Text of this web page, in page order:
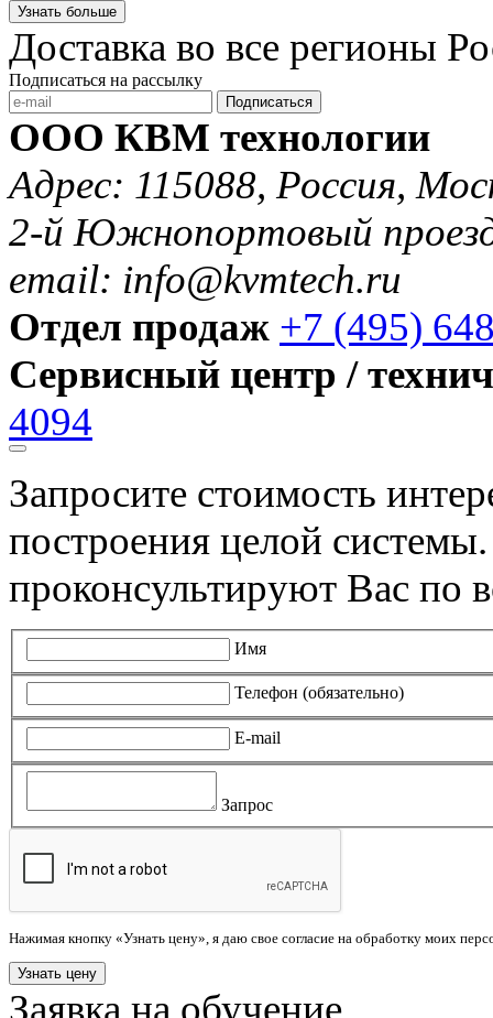
Узнать больше
Доставка во все регионы
Подписаться на рассылку
Подписаться
ООО КВМ технологии
Адрес: 115088, Россия,
2-й Южнопортовый
email: info@kvmtech.ru
Отдел продаж +7 (495)
Сервисный центр /
4094
Запросите стоимость
построения целой
проконсультируют Вас по
Имя
Телефон (обязательно)
E-mail
Запрос
Нажимая кнопку «Узнать цену», я даю свое согласие на обработку моих
Заявка на обучение